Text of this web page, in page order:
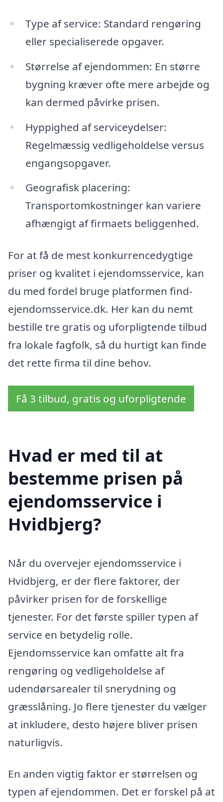
Type af service: Standard rengøring
eller specialiserede opgaver.
Størrelse af ejendommen: En større
bygning kræver ofte mere arbejde og
kan dermed påvirke prisen.
Hyppighed af serviceydelser:
Regelmæssig vedligeholdelse versus
engangsopgaver.
Geografisk placering:
Transportomkostninger kan variere
afhængigt af firmaets beliggenhed.
For at få de mest konkurrencedygtige
priser og kvalitet i ejendomsservice, kan
du med fordel bruge platformen find-
ejendomsservice.dk. Her kan du nemt
bestille tre gratis og uforpligtende tilbud
fra lokale fagfolk, så du hurtigt kan finde
det rette firma til dine behov.
Få 3 tilbud, gratis og uforpligtende
Hvad er med til at
bestemme prisen på
ejendomsservice i
Hvidbjerg?
Når du overvejer ejendomsservice i
Hvidbjerg, er der flere faktorer, der
påvirker prisen for de forskellige
tjenester. For det første spiller typen af
service en betydelig rolle.
Ejendomsservice kan omfatte alt fra
rengøring og vedligeholdelse af
udendørsarealer til snerydning og
græsslåning. Jo flere tjenester du vælger
at inkludere, desto højere bliver prisen
naturligvis.
En anden vigtig faktor er størrelsen og
typen af ejendommen. Det er forskel på at